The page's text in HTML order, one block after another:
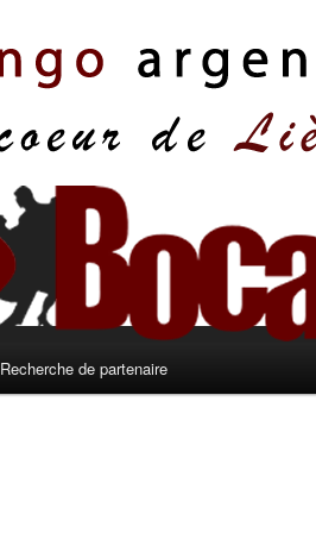
Recherche de partenaire